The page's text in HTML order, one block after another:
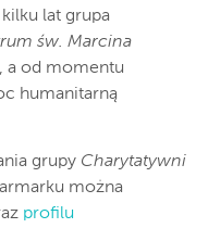
lat grupa
św. Marcina
a od momentu
humanitarną
grupy Charytatywni
można
profilu